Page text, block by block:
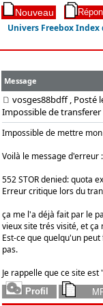
Univers Freebox Index
Message
vosges88bdff, Posté
Impossible de
Impossible de mettre
Voilà le message d'erreur :
552 STOR denied: quota
Erreur critique lors du
ça me l'a déjà fait par le
vieux site trés visité, et
Est-ce que quelqu'un
pas.
Je rappelle que ce site